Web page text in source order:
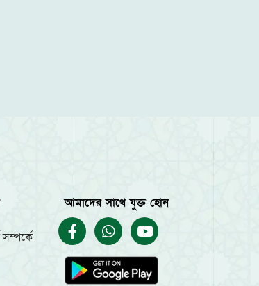
আমাদের সাথে যুক্ত হোন